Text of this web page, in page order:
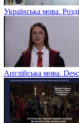
Українська мова.
Англійська мова.